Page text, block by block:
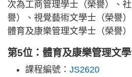
次為工商管理學士（榮譽）、
譽）、視覺藝術文學士（榮譽
體育及康樂管理文學士（榮譽）
第5位：體育及康樂管理文學
課程編號： JS2620